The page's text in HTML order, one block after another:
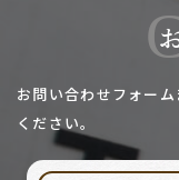
お問い合わせフォー
ください。